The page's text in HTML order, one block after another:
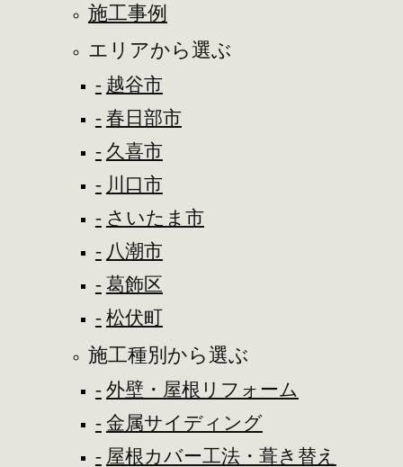
施工事例
エリアから選ぶ
越谷市
春日部市
久喜市
川口市
さいたま市
八潮市
葛飾区
松伏町
施工種別から選ぶ
外壁・屋根リフォーム
金属サイディング
屋根カバー工法・葺き替え